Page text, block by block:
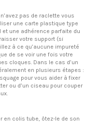
pas de raclette vous
une carte plastique type
et une adhérence parfaite du
votre support (si
à ce qu’aucune impureté
de se voir une fois votre
cloques. Dans le cas d’un
en plusieurs étapes :
pour vous aider à fixer
ou d’un ciseau pour couper
en colis tube, ôtez-le de son